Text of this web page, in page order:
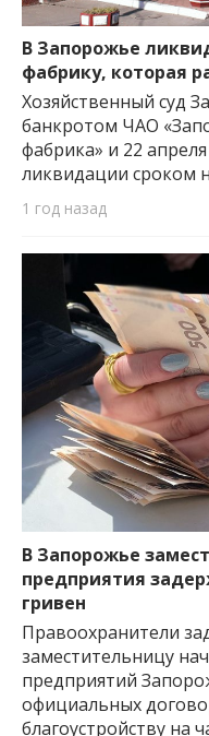
В Запорожье
фабрику, которая
Хозяйственный суд
банкротом ЧАО
фабрика» и 22
ликвидации сроком
1 год назад
В Запорожье
предприятия
гривен
Правоохранители
заместительницу
предприятий
официальных
благоустройству на